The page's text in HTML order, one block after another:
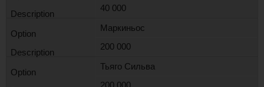
40 000
Маркиньос
200 000
Тьяго Сильва